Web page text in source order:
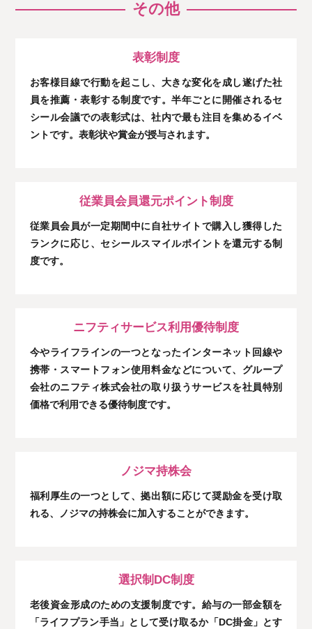
その他
表彰制度
お客様目線で行動を起こし、大きな変化を成し遂げた社
員を推薦・表彰する制度です。半年ごとに開催されるセ
シール会議での表彰式は、社内で最も注目を集めるイベ
ントです。表彰状や賞金が授与されます。
従業員会員還元ポイント制度
従業員会員が一定期間中に自社サイトで購入し獲得した
ランクに応じ、セシールスマイルポイントを還元する制
度です。
ニフティサービス利用優待制度
今やライフラインの一つとなったインターネット回線や
携帯・スマートフォン使用料金などについて、グループ
会社のニフティ株式会社の取り扱うサービスを社員特別
価格で利用できる優待制度です。
ノジマ持株会
福利厚生の一つとして、拠出額に応じて奨励金を受け取
れる、ノジマの持株会に加入することができます。
選択制DC制度
老後資金形成のための支援制度です。給与の一部金額を
「ライフプラン手当」として受け取るか「DC掛金」とす